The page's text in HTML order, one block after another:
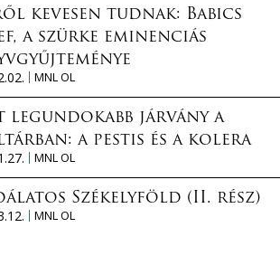
kevesen tudnak: Babics
a szürke eminenciás
MNL OL
legundokabb járvány a
a pestis és a kolera
MNL OL
Székelyföld (II. rész)
MNL OL